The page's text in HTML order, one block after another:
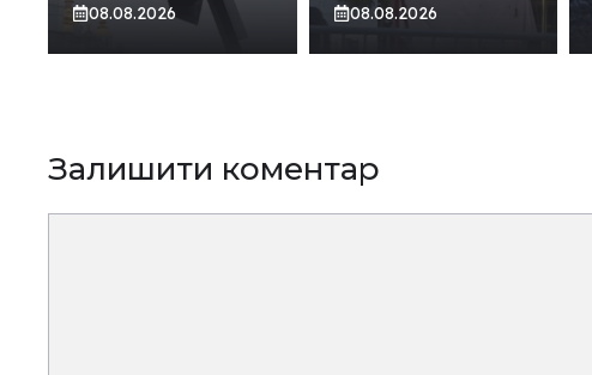
08.08.2026 08.08.2026
Залишити коментар